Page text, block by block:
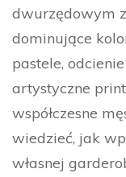
dwurzędowym
dominujące
pastele,
artystyczne
współczesne
wiedzieć, jak
własnej